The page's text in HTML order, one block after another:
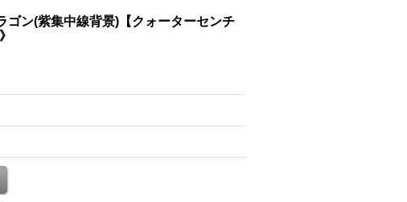
ン(紫集中線背景)【クォーターセンチ